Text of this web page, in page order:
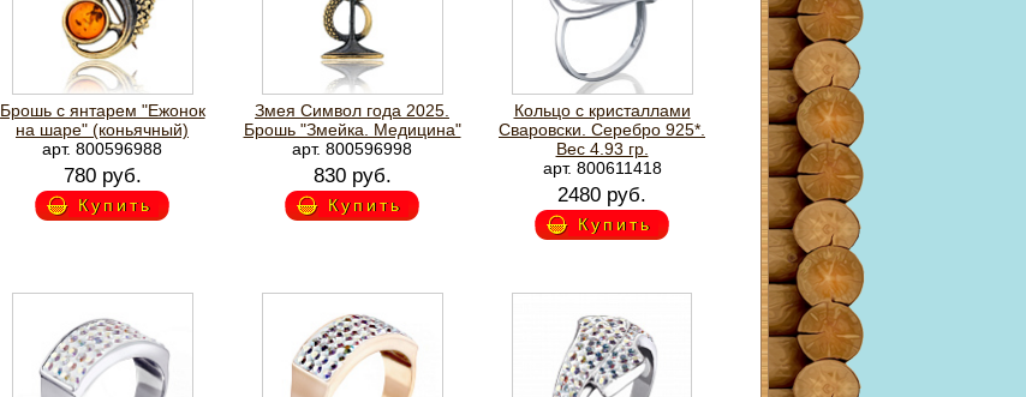
Брошь с янтарем "Ежонок
на шаре" (коньячный)
арт. 800596988
780 руб.
Купить
Змея Символ года 2025.
Брошь "Змейка. Медицина"
арт. 800596998
830 руб.
Купить
Кольцо с кристаллами
Сваровски. Серебро 925*.
Вес 4.93 гр.
арт. 800611418
2480 руб.
Купить